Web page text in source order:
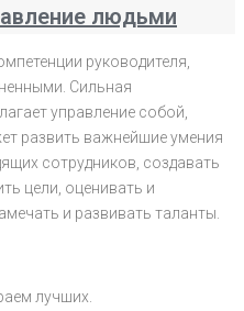
людьми
руководителя,
Сильная
управление собой,
развить важнейшие умения
сотрудников, создавать
цели, оценивать и
и развивать таланты.
лучших.